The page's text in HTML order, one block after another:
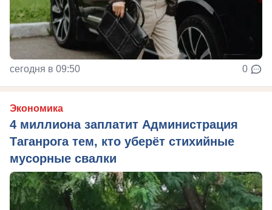
сегодня в 09:50 0
Экономика
4 миллиона заплатит Администрация
Таганрога тем, кто уберёт стихийные
мусорные свалки